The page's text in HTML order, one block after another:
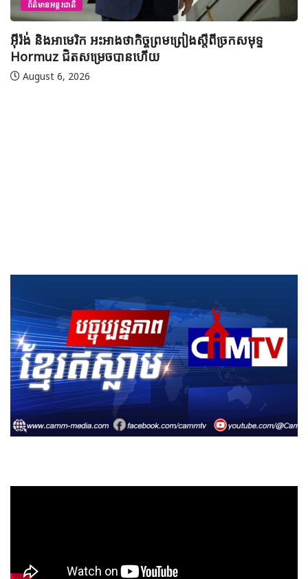
យុវសិស្សកម្ពុជា២រូបចូលរួមប្រឡងទន្ទេញគម្ពីរអាល់គូរអានចាំ
មាត់លំដាប់ពិភពលោក លើកទី៤៦ នៅទីក្រុងម៉ាក់កះ ប្រទេស
អារ៉ាប៊ីសាអូឌីត
August 7, 2026